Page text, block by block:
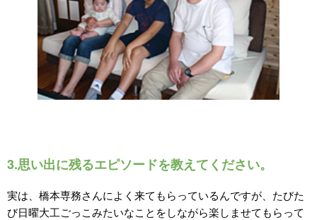
3.思い出に残るエピソードを教えてください。
実は、橋本専務さんによく来てもらっているんですが、たびた
び日曜大工ごっこみたいなことをしながら楽しませてもらって